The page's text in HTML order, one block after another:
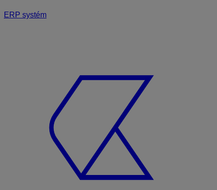
ERP systém